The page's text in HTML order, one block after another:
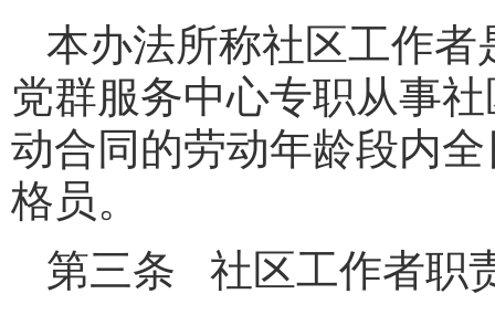
本办法所称社区工作
党群服务中心专职从事
动合同的劳动年龄段内
格员。
第三条 社区工作者职